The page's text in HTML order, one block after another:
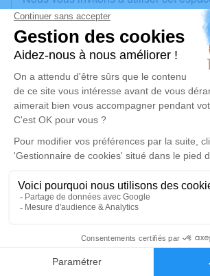
Faire-part
vos condoléances, partager des
une anecdote ou exprimer vos
poèmes ou des textes. Cet endroit est
d'expression dédié à honorer la
Thérèse TURPEAUD.
Un service de plantation d’arbre
Cérémonie religieuse
Place du croissant